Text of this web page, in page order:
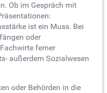
Ob im Gespräch mit
ist ein Muss. Bei
oder
ferner
außerdem Sozialwesen
oder Behörden in die